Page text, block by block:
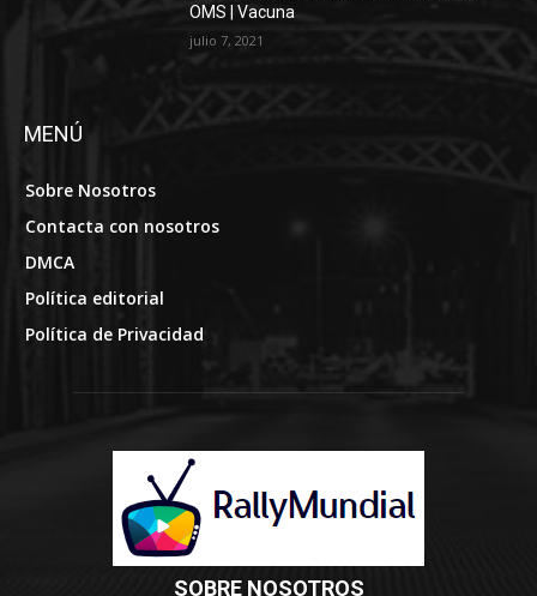
OMS | Vacuna
julio 7, 2021
MENÚ
Sobre Nosotros
Contacta con nosotros
DMCA
Política editorial
Política de Privacidad
SOBRE NOSOTROS